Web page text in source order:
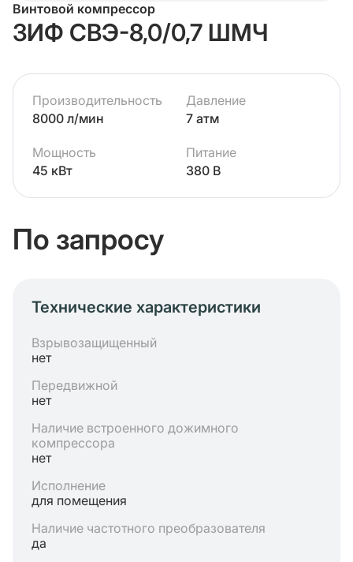
Винтовой компрессор
ЗИФ СВЭ-8,0/0,7 ШМЧ
Производительность
8000 л/мин
Давление
7 атм
Мощность
45 кВт
Питание
380 В
По запросу
Технические характеристики
Взрывозащищенный
нет
Передвижной
нет
Наличие встроенного дожимного
компрессора
нет
Исполнение
для помещения
Наличие частотного преобразователя
да